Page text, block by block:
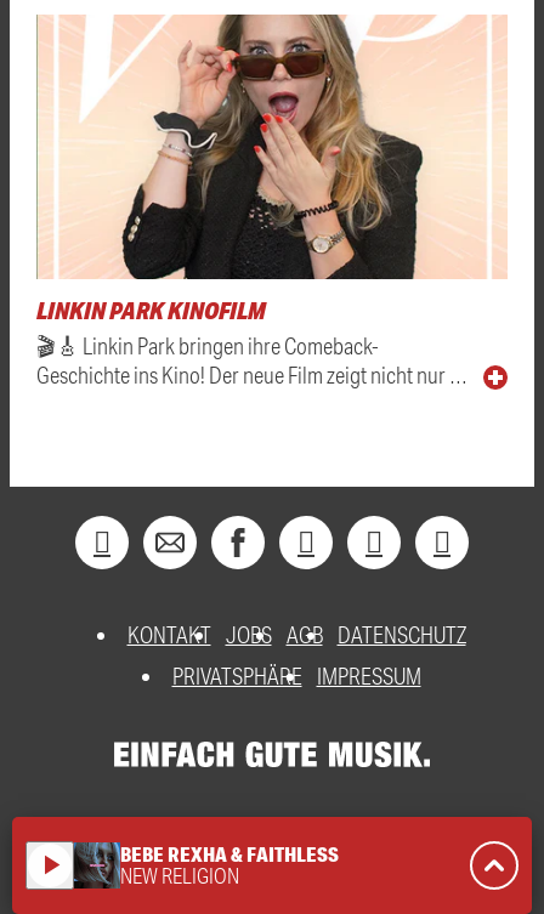
LINKIN PARK KINOFILM
🎬🎸 Linkin Park bringen ihre Comeback-
Geschichte ins Kino! Der neue Film zeigt nicht nur …
KONTAKT JOBS AGB DATENSCHUTZ
PRIVATSPHÄRE
IMPRESSUM
play_arrow BEBE REXHA & FAITHLESS
NEW RELIGION